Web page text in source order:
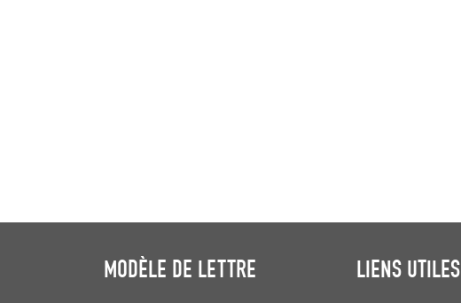
MODÈLE DE LETTRE LIENS UTILES